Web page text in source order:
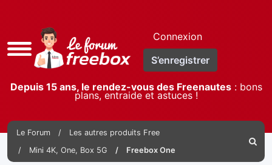
Accès
rapide
Connexion
S’enregistrer
Depuis 15 ans, le rendez-vous des Freenautes: bons
plans, entraide et astuces !
Le Forum
Les autres produits Free
Mini 4K, One, Box 5G
Freebox One